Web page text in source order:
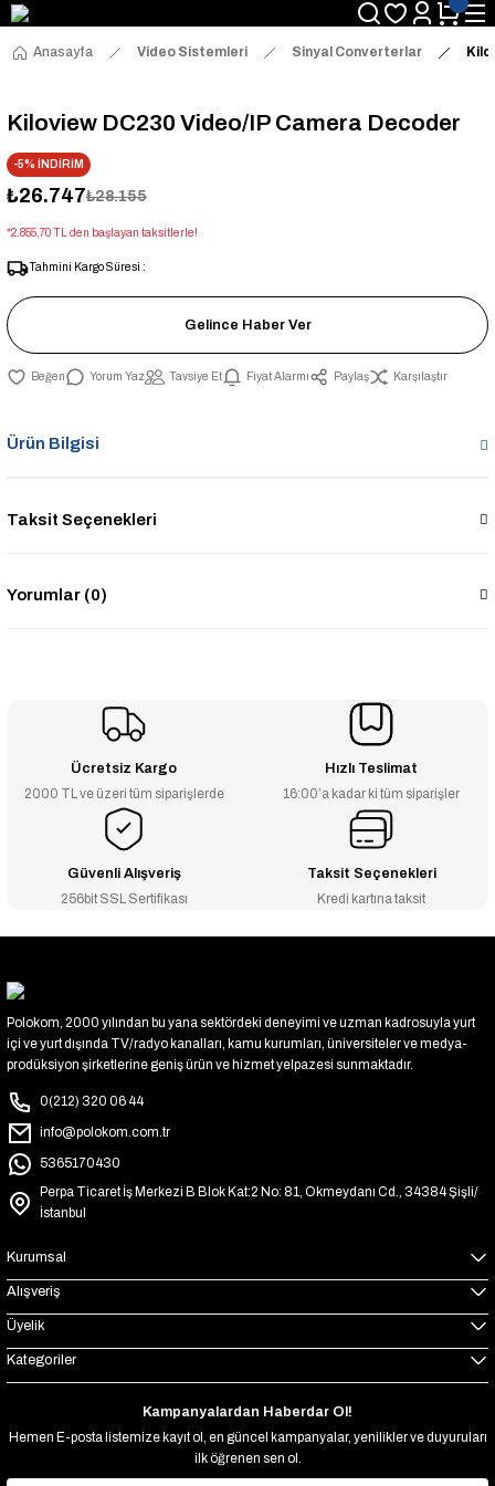
Anasayfa Video Sistemleri Sinyal Converterlar
Kiloview DC230 Video/IP Camera Decoder
-5% İNDİRİM
₺26.747₺28.155
*2.855,70 TL den başlayan taksitlerle!
Tahmini Kargo Süresi :
Gelince Haber Ver
Yorum Yaz Tavsiye Et Fiyat Alarmı Paylaş Karşılaştır
Ürün Bilgisi
Taksit Seçenekleri
Yorumlar (0)
Ücretsiz Kargo
2000 TL ve üzeri tüm siparişlerde
Hızlı Teslimat
16:00’a kadar ki tüm siparişler
Güvenli Alışveriş
256bit SSL Sertifikası
Taksit Seçenekleri
Kredi kartına taksit
Polokom, 2000 yılından bu yana sektördeki deneyimi ve uzman kadrosuyla yurt
içi ve yurt dışında TV/radyo kanalları, kamu kurumları, üniversiteler ve medya-
prodüksiyon şirketlerine geniş ürün ve hizmet yelpazesi sunmaktadır.
0(212) 320 06 44
info@polokom.com.tr
5365170430
Perpa Ticaret İş Merkezi B Blok Kat:2 No: 81, Okmeydanı Cd., 34384 Şişli/
İstanbul
Kurumsal
Alışveriş
Üyelik
Kategoriler
Kampanyalardan Haberdar Ol!
Hemen E-posta listemize kayıt ol, en güncel kampanyalar, yenilikler ve duyuruları
ilk öğrenen sen ol.